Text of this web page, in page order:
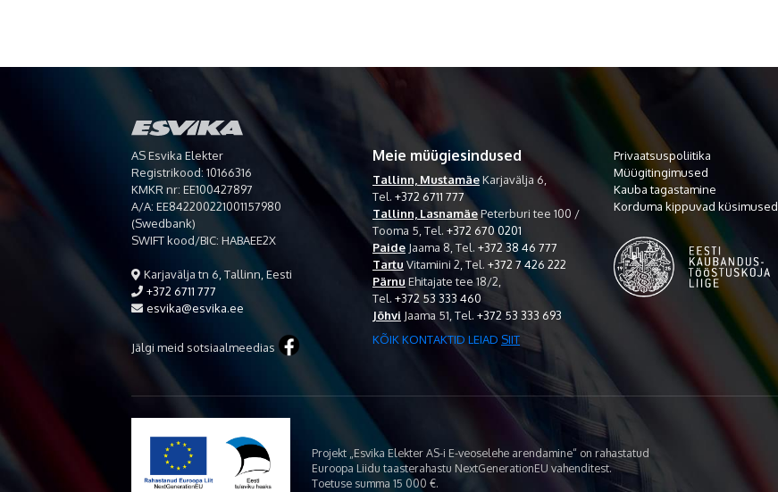
AS Esvika Elekter
Registrikood: 10166316
KMKR nr: EE100427897
A/A: EE842200221001157980
(Swedbank)
SWIFT kood/BIC: HABAEE2X
Karjavälja tn 6, Tallinn, Eesti
+372 6711 777
esvika@esvika.ee
Jälgi meid sotsiaalmeedias
Meie müügiesindused
Tallinn, MustamäeKarjavälja 6,
Tel. +372 6711 777
Tallinn, LasnamäePeterburi tee 100 /
Tooma 5, Tel. +372 670 0201
Paide Jaama 8, Tel. +372 38 46 777
Tartu Vitamiini 2,Tel. +372 7 426 222
Pärnu Ehitajate tee 18/2,
Tel. +372 53 333 460
Jõhvi Jaama 51, Tel. +372 53 333 693
KÕIK KONTAKTID LEIAD SIIT
Privaatsuspoliitika
Müügitingimused
Kauba tagastamine
Korduma kippuvad küsimused
Projekt „Esvika Elekter AS-i E-veoselehe arendamine“ on rahastatud
Euroopa Liidu taasterahastu NextGenerationEU vahenditest.
Toetuse summa 15 000 €.